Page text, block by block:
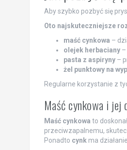
Aby szybko pozbyć się
Oto najskuteczniejsze
maść cynkowa –
olejek herbaciany–
pasta z aspiryny–
żel punktowy na
Regularne korzystanie z
Maść cynkowa i jej
Maść cynkowa to
przeciwzapalnemu,
Ponadto cynkma